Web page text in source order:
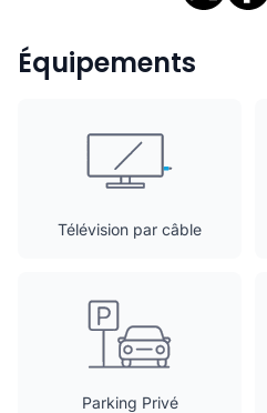
Équipements
Télévision par câble
Parking Privé